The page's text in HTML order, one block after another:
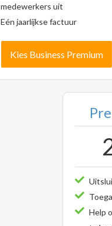
medewerkers uit
Eén jaarlijkse factuur
Kies Business Premium
Help